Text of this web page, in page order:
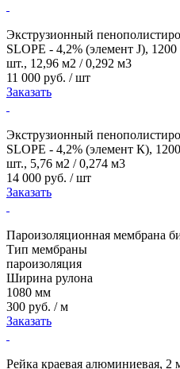
Экструзионный
SLOPE - 4,2% (элемент J),
шт., 12,96 м2 / 0,292 м3
11 000 руб. / шт
Заказать
Экструзионный
SLOPE - 4,2% (элемент К),
шт., 5,76 м2 / 0,274 м3
14 000 руб. / шт
Заказать
Пароизоляционная мембрана
Тип мембраны
пароизоляция
Ширина рулона
1080 мм
300 руб. / м
Заказать
Рейка краевая алюминиевая, 2